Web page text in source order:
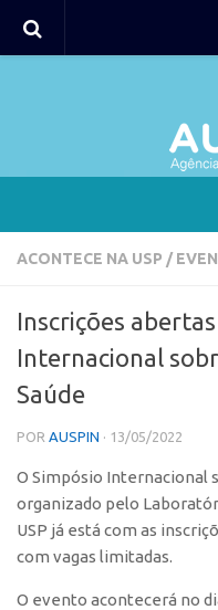
Agência
Coordenação
Polos
Polo Lorena
Polo Ribeirão
Polo São Carlos
Programas
ACONTECE NA USP /
Inscrições
Internacional
Saúde
POR AUSPIN · 13/05/2022
O Simpósio Internacional
organizado pelo
USP já está com as
com vagas limitadas.
O evento acontecerá no